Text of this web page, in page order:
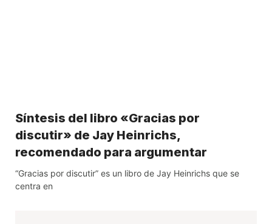
Síntesis del libro «Gracias por
discutir» de Jay Heinrichs,
recomendado para argumentar
“Gracias por discutir” es un libro de Jay Heinrichs que se
centra en